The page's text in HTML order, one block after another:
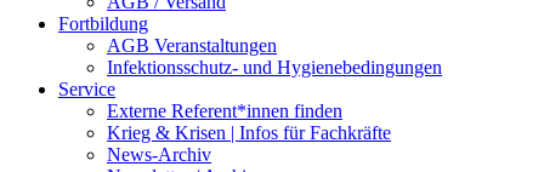
Fortbildung
AGB Veranstaltungen
Infektionsschutz- und Hygienebedingungen
Service
Externe Referent*innen finden
Krieg & Krisen | Infos für Fachkräfte
News-Archiv